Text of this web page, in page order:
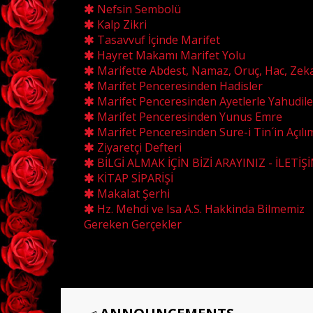
Nefsin Sembolü
Kalp Zikri
Tasavvuf İçinde Marifet
Hayret Makamı Marifet Yolu
Marifette Abdest, Namaz, Oruç, Hac,
Marifet Penceresinden Hadisler
Marifet Penceresinden Ayetlerle
Marifet Penceresinden Yunus Emre
Marifet Penceresinden Sure-i Tin´in
Ziyaretçi Defteri
BİLGİ ALMAK İÇİN BİZİ ARAYINIZ -
KİTAP SİPARİŞİ
Makalat Şerhi
Hz. Mehdi ve Isa A.S. Hakkinda Bilmemiz
Gereken Gerçekler